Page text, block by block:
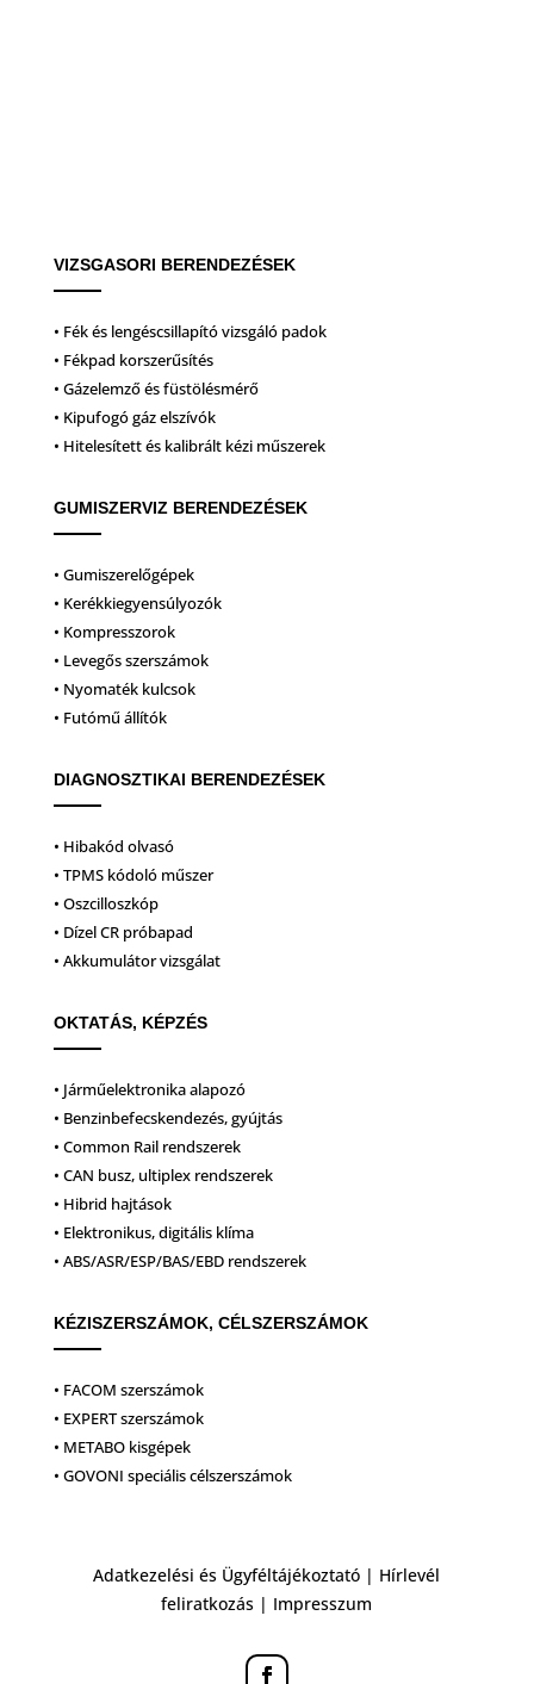
VIZSGASORI BERENDEZÉSEK
• Fék és lengéscsillapító vizsgáló padok
• Fékpad korszerűsítés
• Gázelemző és füstölésmérő
• Kipufogó gáz elszívók
• Hitelesített és kalibrált kézi műszerek
GUMISZERVIZ BERENDEZÉSEK
• Gumiszerelőgépek
• Kerékkiegyensúlyozók
• Kompresszorok
• Levegős szerszámok
• Nyomaték kulcsok
• Futómű állítók
DIAGNOSZTIKAI BERENDEZÉSEK
• Hibakód olvasó
• TPMS kódoló műszer
• Oszcilloszkóp
• Dízel CR próbapad
• Akkumulátor vizsgálat
OKTATÁS, KÉPZÉS
• Járműelektronika alapozó
• Benzinbefecskendezés, gyújtás
• Common Rail rendszerek
• CAN busz, ultiplex rendszerek
• Hibrid hajtások
• Elektronikus, digitális klíma
• ABS/ASR/ESP/BAS/EBD rendszerek
KÉZISZERSZÁMOK, CÉLSZERSZÁMOK
• FACOM szerszámok
• EXPERT szerszámok
• METABO kisgépek
• GOVONI speciális célszerszámok
Adatkezelési és Ügyféltájékoztató | Hírlevél
feliratkozás | Impresszum